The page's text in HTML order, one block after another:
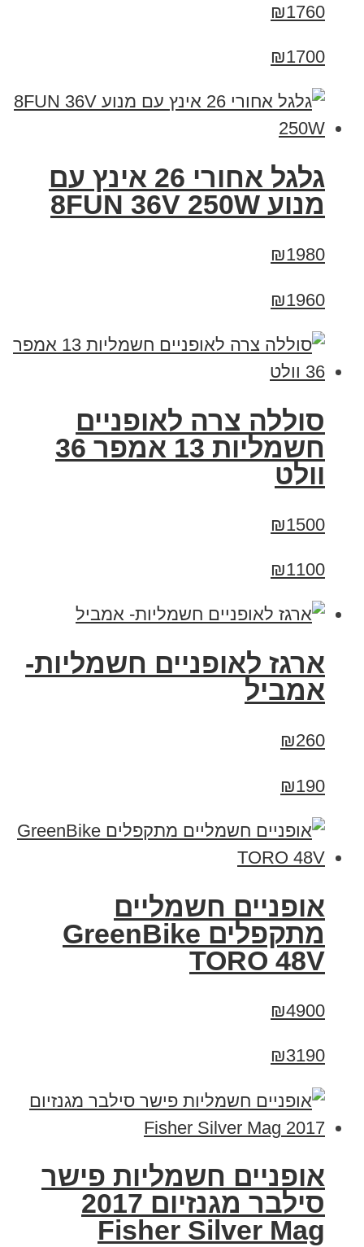
₪1760
₪1700
גלגל אחורי 26 אינץ עם
מנוע 8FUN 36V 250W
₪1980
₪1960
סוללה צרה לאופניים
חשמליות 13 אמפר 36
וולט
₪1500
₪1100
ארגז לאופניים חשמליות-
אמביל
₪260
₪190
אופניים חשמליים
מתקפלים GreenBike
TORO 48V
₪4900
₪3190
אופניים חשמליות פישר
סילבר מגנזיום 2017
Fisher Silver Mag